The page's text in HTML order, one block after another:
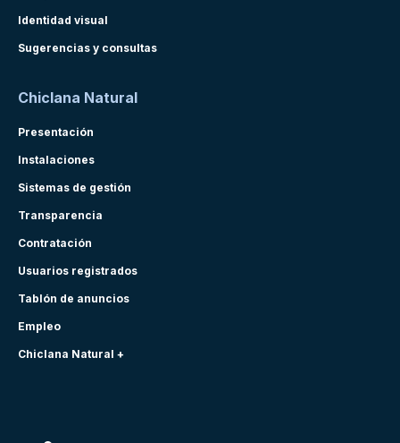
Identidad visual
Sugerencias y consultas
Chiclana Natural
Presentación
Instalaciones
Sistemas de gestión
Transparencia
Contratación
Usuarios registrados
Tablón de anuncios
Empleo
Chiclana Natural +